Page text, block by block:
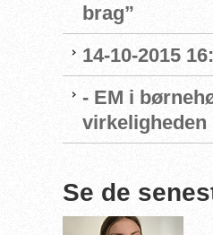
brag”
14-10-2015
- EM i
virkeligheden
Se de